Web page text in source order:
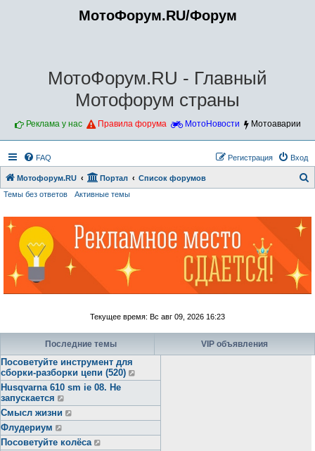
МотоФорум.RU/Форум
МотоФорум.RU - Главный
Мотофорум страны
Реклама у нас Правила форума МотоНовости Мотоаварии
FAQ Вход
Регистрация
Мотофорум.RU Портал Список форумов
Темы без ответов Активные темы
Текущее время: Вс авг 09, 2026 16:23
Последние темы
Посоветуйте инструмент для
сборки-разборки цепи (520)
Husqvarna 610 sm ie 08. Не
запускается
Смысл жизни
Флудериум
Посоветуйте колёса
VIP объявления